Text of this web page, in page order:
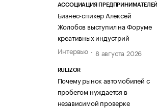
АССОЦИАЦИЯ ПРЕДПРИНИМАТЕЛЕЙ
Бизнес-спикер Алексей
Жолобов выступил на Форуме
креативных индустрий
Интервью
8 августа 2026
RULIZOR
Почему рынок автомобилей с
пробегом нуждается в
независимой проверке